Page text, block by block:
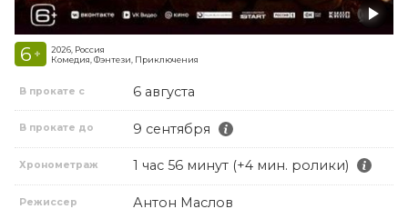
6 +
2026, Россия
Комедия, Фэнтези, Приключения
В прокате с 6 августа
В прокате до 9 сентября
Хронометраж 1 час 56 минут (+4 мин. ролики)
Режиссер Антон Маслов